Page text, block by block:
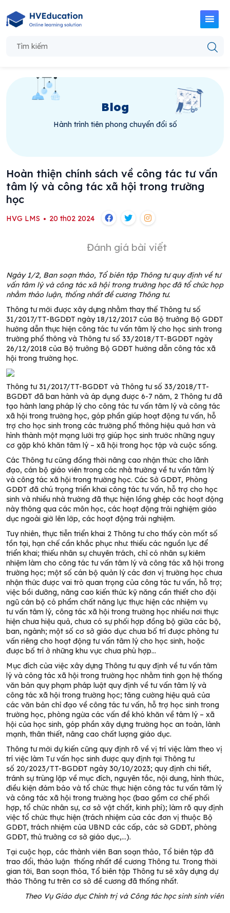
Blog
Hành trình tiên phong chuyển đổi số
Hoàn thiện chính sách về công tác tư vấn
tâm lý và công tác xã hội trong trường
học
HVG LMS 20 th02 2024
Đánh giá bài viết
Ngày 1/2, Ban soạn thảo, Tổ biên tập Thông tư quy định về tư
vấn tâm lý và công tác xã hội trong trường học đã tổ chức họp
nhằm thảo luận, thống nhất đề cương Thông tư.
Thông tư mới được xây dựng nhằm thay thế Thông tư số
31/2017/TT-BGDĐT ngày 18/12/2017 của Bộ trưởng Bộ GDĐT
hướng dẫn thực hiện công tác tưvấn tâm lýcho học sinh trong
trường phổ thông và Thông tư số 33/2018/TT-BGDĐT ngày
26/12/2018 của Bộ trưởng Bộ GDĐT hướng dẫn công tác xã
hội trong trường học.
Thông tư 31/2017/TT-BGDĐT và Thông tư số 33/2018/TT-
BGDĐT đã ban hành và áp dụng được 6-7 năm, 2 Thông tưđã
tạo hành lang pháp lý cho công tác tư vấn tâm lý và công tác
xã hội trong trường học, góp phần giúp hoạt động tưvấn, hỗ
trợ cho học sinh trong các trường phổ thông hiệu quả hơn và
hình thành một mạng lưới trợ giúp học sinh trước những nguy
cơ gặp khó khăn tâm lý – xã hội trong học tập và cuộc sống.
Các Thông tư cũng đồng thời nâng cao nhận thức cho lãnh
đạo, cán bộ giáo viên trong các nhà trường về tư vấn tâm lý
và công tác xã hội trong trường học. Các Sở GDĐT, Phòng
GDĐT đã chú trọng triển khai công tác tư vấn, hỗ trợ cho học
sinh và nhiều nhà trường đã thực hiện lồng ghép các hoạt động
nàythông qua các môn học, các hoạt động trải nghiệm giáo
dục ngoài giờ lên lớp, các hoạt động trải nghiệm.
Tuy nhiên, thực tiễn triển khai 2 Thông tưcho thấycòn mốt số
tồn tại, hạn chế cần khắc phục như: thiếu các nguồn lực để
triển khai; thiếu nhân sự chuyên trách, chỉ có nhân sự kiêm
nhiệm làm cho công tác tư vấn tâm lý và công tác xã hội trong
trường học; một số cán bộ quản lý các đơn vị trường học chưa
nhận thức được vai trò quan trọng của công tác tư vấn, hỗ trợ;
việc bồi dưỡng, nâng cao kiến thức kỹ năng cần thiết cho đội
ngũ cán bộ có phẩm chất năng lực thực hiện các nhiệm vụ
tưvấn tâm lý, công tác xã hội trong trường học nhiều nơi thực
hiện chưa hiệu quả, chưa có sự phối hợp đồng bộ giữa các bộ,
ban, ngành; một số cơ sở giáo dục chưa bố trí được phòng tư
vấn riêng cho hoạt động tưvấn tâm lý cho học sinh, hoặc
được bố trí ở những khu vực chưa phù hợp…
Mục đích của việc xây dựng Thông tư quy định về tư vấn tâm
lý và công tác xã hội trong trường học nhằm tinh gọn hệ thống
văn bản quy phạm pháp luật quy định về tư vấn tâm lý và
công tác xã hội trong trường học; tăng cường hiệu quả của
các văn bản chỉ đạo về công tác tư vấn, hỗ trợ học sinh trong
trường học, phòng ngừa các vấn đề khó khăn về tâm lý – xã
hội của học sinh, góp phần xây dựng trường học an toàn, lành
mạnh, thân thiết, nâng cao chất lượng giáo dục.
Thông tư mới dự kiến cũng quy định rõ về vị trí việc làm theo vị
trí việc làm Tư vấn học sinh được quy định tại Thông tư
số 20/2023/TT-BGDĐT ngày30/10/2023; quy định chi tiết,
tránh sự trùng lặp về mục đích, nguyên tắc, nội dung, hình thức,
điều kiện đảm bảo và tổ chức thực hiện công tác tư vấn tâm lý
và công tác xã hội trong trường học (bao gồm cơ chế phối
hợp, tổ chức nhân sự, cơ sở vật chất, kinh phí); làm rõ quy định
việc tổ chức thực hiện (trách nhiệm của các đơn vị thuộc Bộ
GDĐT, trách nhiệm của UBND các cấp, các sở GDĐT, phòng
GDĐT, thủ trưởng cơ sở giáo dục,…).
Tại cuộc họp, các thành viên Ban soạn thảo, Tổ biên tập đã
trao đổi, thảo luận thống nhất đề cương Thông tư. Trong thời
gian tới, Ban soạn thỏa, Tổ biên tập Thông tư sẽ xây dựng dự
thảo Thông tư trên cơ sở đề cương đã thống nhất.
Theo Vụ Giáo dục Chính trị và Công tác học sinh sinh viên